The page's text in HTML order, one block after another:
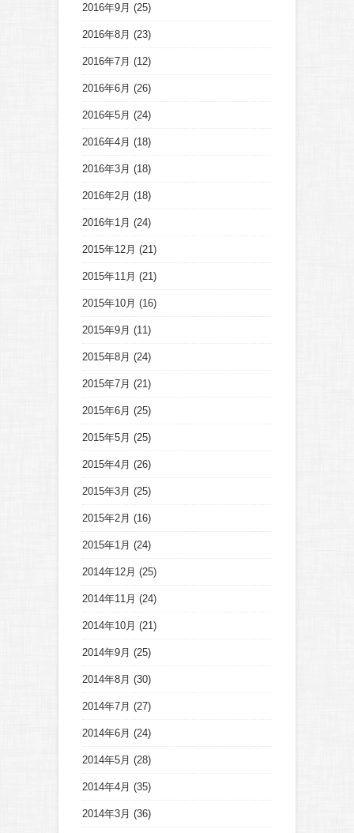
2016年9月 (25)
2016年8月 (23)
2016年7月 (12)
2016年6月 (26)
2016年5月 (24)
2016年4月 (18)
2016年3月 (18)
2016年2月 (18)
2016年1月 (24)
2015年12月 (21)
2015年11月 (21)
2015年10月 (16)
2015年9月 (11)
2015年8月 (24)
2015年7月 (21)
2015年6月 (25)
2015年5月 (25)
2015年4月 (26)
2015年3月 (25)
2015年2月 (16)
2015年1月 (24)
2014年12月 (25)
2014年11月 (24)
2014年10月 (21)
2014年9月 (25)
2014年8月 (30)
2014年7月 (27)
2014年6月 (24)
2014年5月 (28)
2014年4月 (35)
2014年3月 (36)